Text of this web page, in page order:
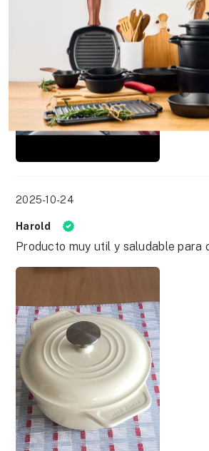
2025-10-24
Harold
Producto muy util y saludable para